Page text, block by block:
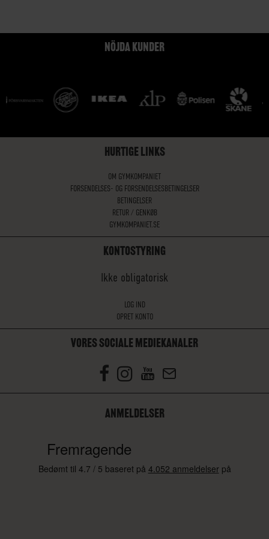
NÖJDA KUNDER
HURTIGE LINKS
OM GYMKOMPANIET
FORSENDELSES- OG FORSENDELSESBETINGELSER
BETINGELSER
RETUR / GENKØB
GYMKOMPANIET.SE
KONTOSTYRING
Ikke obligatorisk
LOG IND
OPRET KONTO
VORES SOCIALE MEDIEKANALER
ANMELDELSER